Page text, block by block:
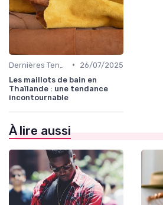
•
26/07/2025
Les maillots de bain en
Thaïlande : une tendance
incontournable
À lire aussi